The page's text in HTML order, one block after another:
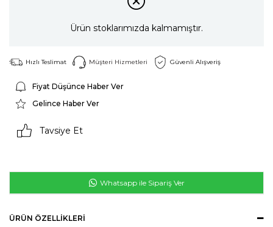
Ürün stoklarımızda kalmamıştır.
Hızlı Teslimat Müşteri Hizmetleri Güvenli Alışveriş
Fiyat Düşünce Haber Ver
Gelince Haber Ver
Tavsiye Et
Whatsapp ile Sipariş Ver
ÜRÜN ÖZELLIKLERI